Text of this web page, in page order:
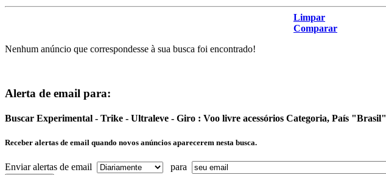
Limpar
Comparar
Nenhum anúncio que correspondesse à sua busca foi encontrado!
Alerta de email para:
Buscar Experimental - Trike - Ultraleve - Giro : Voo livre acessórios Categoria, País "Brasil"
Receber alertas de email quando novos anúncios aparecerem nesta busca.
Enviar alertas de email para